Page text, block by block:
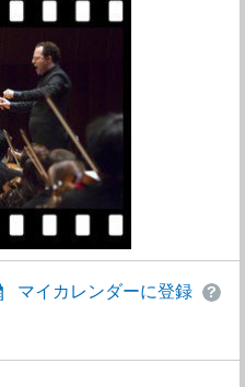
マイカレンダーに登録